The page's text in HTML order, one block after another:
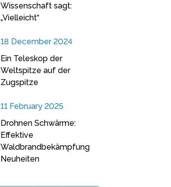
Wissenschaft sagt:
„Vielleicht“
18 December 2024
Ein Teleskop der
Weltspitze auf der
Zugspitze
11 February 2025
Drohnen Schwärme:
Effektive
Waldbrandbekämpfung
Neuheiten